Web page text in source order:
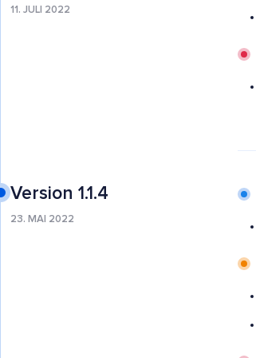
11. JULI 2022
Version 1.1.4
23. MAI 2022